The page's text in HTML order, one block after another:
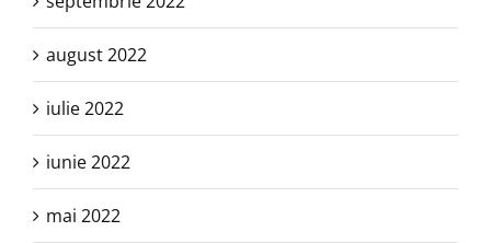
august 2022
iulie 2022
iunie 2022
mai 2022